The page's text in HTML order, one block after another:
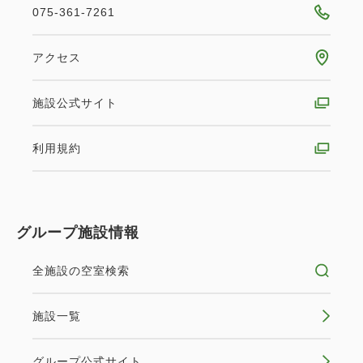
075-361-7261
アクセス
施設公式サイト
利用規約
グループ施設情報
全施設の空室検索
施設一覧